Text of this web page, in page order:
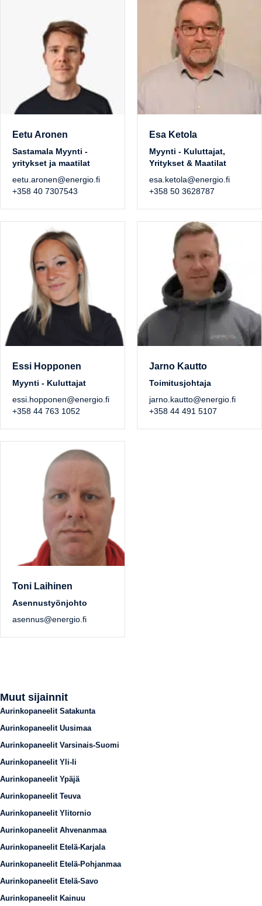
Eetu Aronen
Sastamala Myynti -
yritykset ja maatilat
eetu.aronen@energio.fi
+358 40 7307543
Esa Ketola
Myynti - Kuluttajat,
Yritykset & Maatilat
esa.ketola@energio.fi
+358 50 3628787
Essi Hopponen
Myynti - Kuluttajat
essi.hopponen@energio.fi
+358 44 763 1052
Jarno Kautto
Toimitusjohtaja
jarno.kautto@energio.fi
+358 44 491 5107
Toni Laihinen
Asennustyönjohto
asennus@energio.fi
Muut sijainnit
Aurinkopaneelit Satakunta
Aurinkopaneelit Uusimaa
Aurinkopaneelit Varsinais-Suomi
Aurinkopaneelit Yli-Ii
Aurinkopaneelit Ypäjä
Aurinkopaneelit Teuva
Aurinkopaneelit Ylitornio
Aurinkopaneelit Ahvenanmaa
Aurinkopaneelit Etelä-Karjala
Aurinkopaneelit Etelä-Pohjanmaa
Aurinkopaneelit Etelä-Savo
Aurinkopaneelit Kainuu